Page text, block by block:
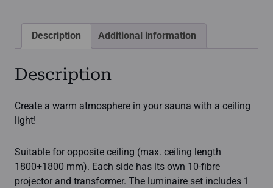
opposite
seating
on
table
quantity
Description Additional information
Description
Create a warm atmosphere in your sauna with a ceiling
light!
Suitable for opposite ceiling (max. ceiling length
1800+1800 mm). Each side has its own 10-fibre
projector and transformer. The luminaire set includes 1